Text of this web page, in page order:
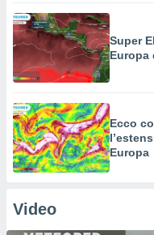
Super
Europa
Ecco
Europa
Video